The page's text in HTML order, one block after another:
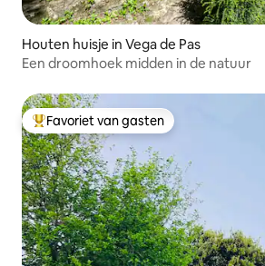
Houten huisje in Vega de Pas
Een droomhoek midden in de natuur
Topfavoriet van gasten
Favoriet van gasten